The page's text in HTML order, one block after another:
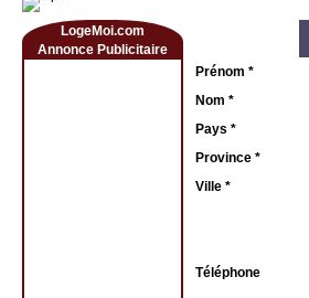
LogeMoi.com
Annonce Publicitaire
Prénom *
Nom *
Pays *
Province *
Ville *
Téléphone